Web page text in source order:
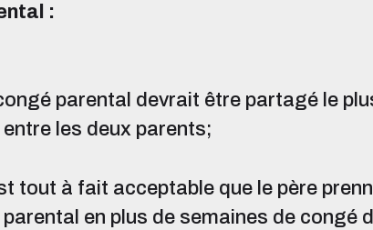
:
parental devrait être partagé le
les deux parents;
tout à fait acceptable que le père
en plus de semaines de congé